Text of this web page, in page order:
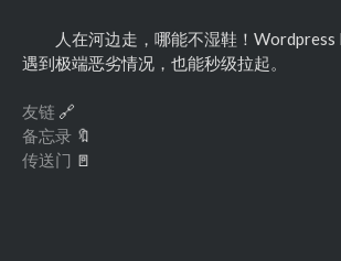
人在河边走，哪能不湿鞋！
遇到极端恶劣情况，也能秒级拉起。
友链 🔗
备忘录 🔖
传送门 🚪